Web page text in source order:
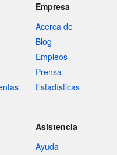
Empresa
Acerca de
Blog
Empleos
Prensa
Estadísticas
Asistencia
Ayuda